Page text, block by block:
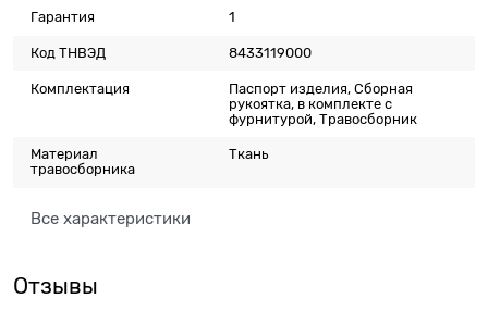
Гарантия 1
Код ТНВЭД 8433119000
Комплектация
Паспорт изделия, Сборная
рукоятка, в комплекте с
фурнитурой, Травосборник
Материал
травосборника
Ткань
Все характеристики
Отзывы